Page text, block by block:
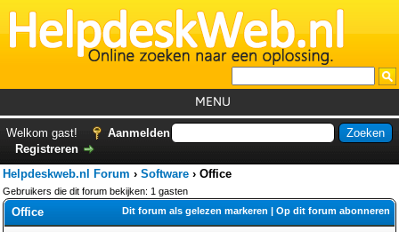
MENU
Foutcodes
Helpdesks
Welkom gast!
Aanmelden
Registreren
Helpdeskweb.nl Forum › Software › Office
Gebruikers die dit forum bekijken: 1 gasten
Dit forum als gelezen markeren | Op dit forum abonneren
Office